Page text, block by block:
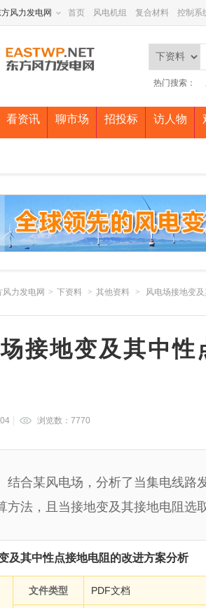
方风力发电网 首页 风电机组 复合材料 控制系
热门搜索：
看资讯 聊市场 招投标 访人物
风力发电网 > 下资料 > 其他资料 > 风电场接地变
接地变及其中
浏览数： 7770
合某风电场，分析了当集电线路
方法，且当接地变及其接地电阻选
及其中性点接地电阻的改进方案分析
文件类型 PDF文档